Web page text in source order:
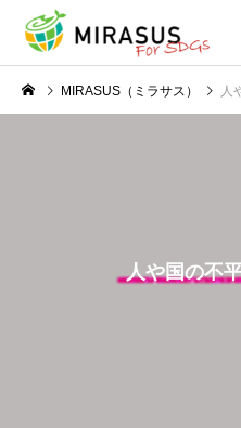
MIRASUS（ミラサス） 人
人や国の不